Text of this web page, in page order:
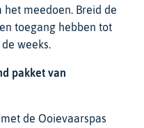
meedoen. Breid de
toegang hebben tot
weeks.
pakket van
de Ooievaarspas